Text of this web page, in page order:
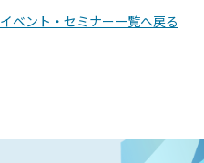
イベント・セミナー一覧へ戻る